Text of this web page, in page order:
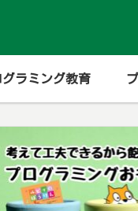
グラミング教育